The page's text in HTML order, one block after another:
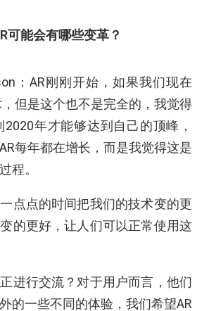
可能会有哪些变革？
：AR刚刚开始，如果我们现在
但是这个也不是完全的，我觉得
2020年才能够达到自己的顶峰，
每年都在增长，而是我觉得这是
程。
点点的时间把我们的技术变的更
的更好，让人们可以正常使用这
进行交流？对于用户而言，他们
的一些不同的体验，我们希望AR